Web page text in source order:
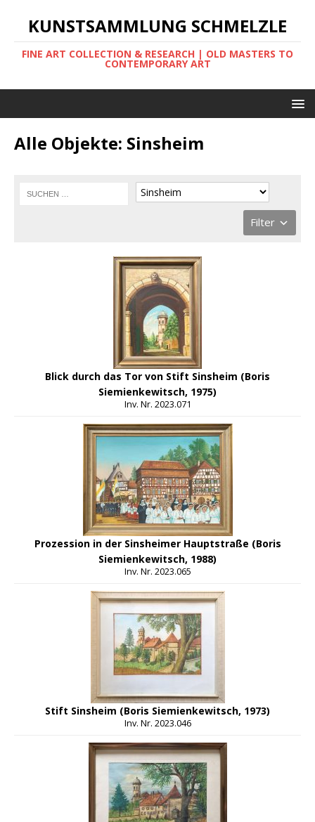
KUNSTSAMMLUNG SCHMELZLE
FINE ART COLLECTION & RESEARCH | OLD MASTERS TO
CONTEMPORARY ART
Alle Objekte: Sinsheim
Filter
Blick durch das Tor von Stift Sinsheim (Boris
Siemienkewitsch, 1975)
Inv. Nr. 2023.071
Prozession in der Sinsheimer Hauptstraße (Boris
Siemienkewitsch, 1988)
Inv. Nr. 2023.065
Stift Sinsheim (Boris Siemienkewitsch, 1973)
Inv. Nr. 2023.046